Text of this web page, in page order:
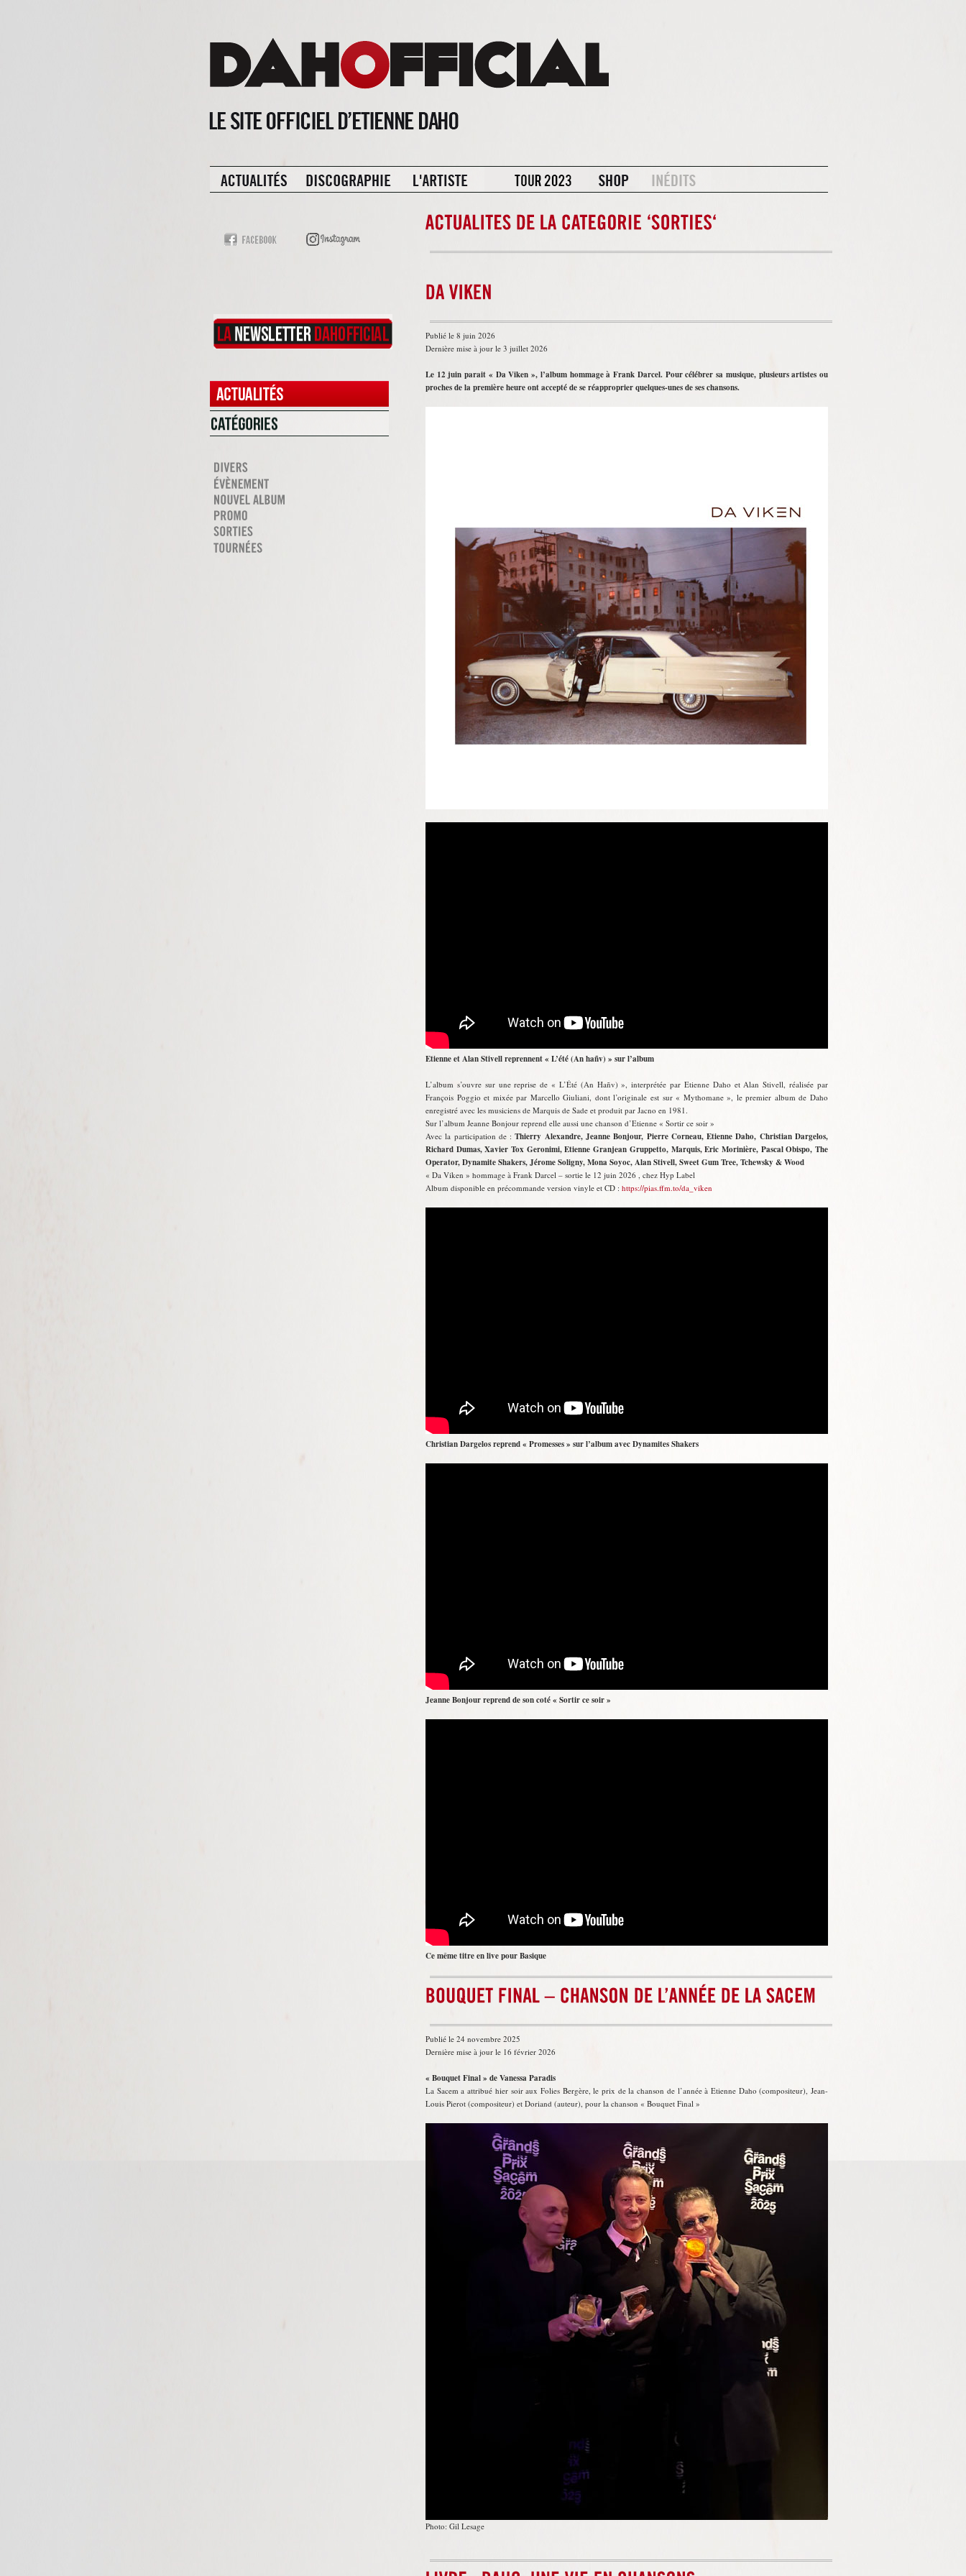
Publié le 8 juin 2026
Dernière mise à jour le 3 juillet 2026
Le 12 juin parait « Da Viken », l’album hommage à Frank Darcel. Pour célébrer sa musique, plusieurs artistes ou
proches de la première heure ont accepté de se réapproprier quelques-unes de ses chansons.
Etienne et Alan Stivell reprennent « L’été (An hañv) » sur l’album
L’album s’ouvre sur une reprise de « L’Été (An Hañv) », interprétée par Etienne Daho et Alan Stivell, réalisée par
François Poggio et mixée par Marcello Giuliani, dont l’originale est sur « Mythomane », le premier album de Daho
enregistré avec les musiciens de Marquis de Sade et produit par Jacno en 1981.
Sur l’album Jeanne Bonjour reprend elle aussi une chanson d’Etienne « Sortir ce soir »
Avec la participation de :Thierry Alexandre, Jeanne Bonjour, Pierre Corneau, Etienne Daho, Christian Dargelos,
Richard Dumas, Xavier Tox Geronimi, Etienne Granjean Gruppetto, Marquis, Eric Morinière, Pascal Obispo, The
Operator, Dynamite Shakers, Jérome Soligny, Mona Soyoc, Alan Stivell, Sweet Gum Tree, Tchewsky & Wood
« Da Viken » hommage à Frank Darcel – sortie le 12 juin 2026 , chez Hyp Label
Album disponible en précommande version vinyle et CD : https://pias.ffm.to/da_viken
Christian Dargelos reprend « Promesses » sur l’album avec Dynamites Shakers
Jeanne Bonjour reprend de son coté « Sortir ce soir »
Ce même titre en live pour Basique
Publié le 24 novembre 2025
Dernière mise à jour le 16 février 2026
« Bouquet Final » de Vanessa Paradis
La Sacem a attribué hier soir aux Folies Bergère, le prix de la chanson de l’année à Etienne Daho (compositeur), Jean-
Louis Pierot (compositeur) et Doriand (auteur), pour la chanson « Bouquet Final »
Photo: Gil Lesage